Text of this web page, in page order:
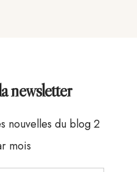
newsletter
nouvelles du blog 2
mois